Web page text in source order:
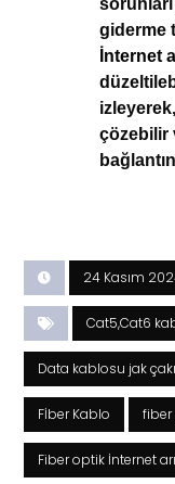
giderme
İnternet
çözebilir
24 Kasım
Cat5,Cat6
Data kablosu jak
Fİber Kablo fiber
Fiber optik İnternet